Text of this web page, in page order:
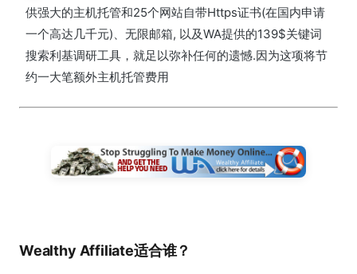
供强大的主机托管和25个网站自带Https证书(在国内申请
一个高达几千元)、无限邮箱, 以及WA提供的139$关键词
搜索利基调研工具，就足以弥补任何的遗憾.因为这项将节
约一大笔额外主机托管费用
Wealthy Affiliate适合谁？